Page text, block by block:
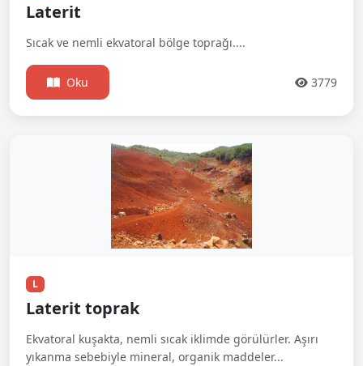
Laterit
Sıcak ve nemli ekvatoral bölge toprağı....
Oku 3779
L
Laterit toprak
Ekvatoral kuşakta, nemli sıcak iklimde görülürler. Aşırı
yıkanma sebebiyle mineral, organik maddeler...